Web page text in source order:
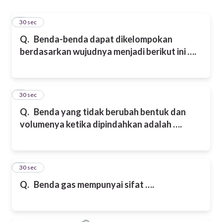
Q. Benda-benda dapat dikelompokan
berdasarkan wujudnya menjadi berikut ini ….
1
30 sec
Q. Benda yang tidak berubah bentuk dan
volumenya ketika dipindahkan adalah ….
2
30 sec
Q. Benda gas mempunyai sifat ….
3
30 sec